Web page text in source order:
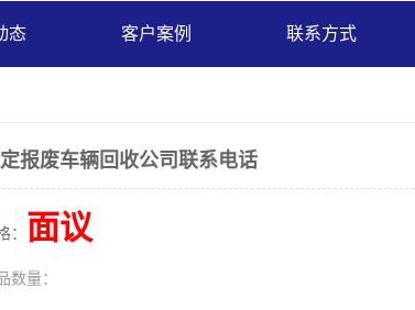
态 客户案例 联系方式
报废车辆回收公司联系电话
： 面议
数量：